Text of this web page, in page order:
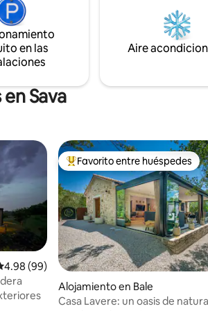
la belleza está en las pequeñas
eres de los que aman la
ritmo, eres bienvenido.
en las
Aire
Sava
promedio: 4.98 de 5, 99 reseñas
4.98 (99)
Favorito entre huéspedes
Favorito entre huéspedes
Alojamiento en Bale
Casa Lavere: un oasis de